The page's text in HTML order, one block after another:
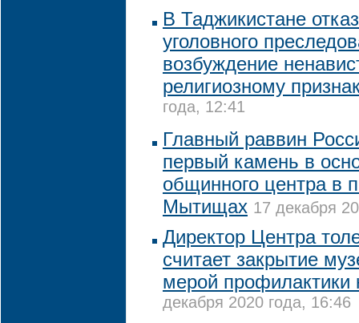
В Таджикистане
уголовного
возбуждение
религиозному
года, 12:41
Главный раввин
первый камень в
общинного центра в
Мытищах 17 декабря
Директор Центра
считает закрытие
мерой профилактики
декабря 2020 года, 16:46